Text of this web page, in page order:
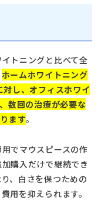
トニングと比べて全
ホームホワイトニング
し、オフィスホワイ
数回の治療が必要な
ます。
でマウスピースの作
購入だけで継続でき
、白さを保つための
用を抑えられます。